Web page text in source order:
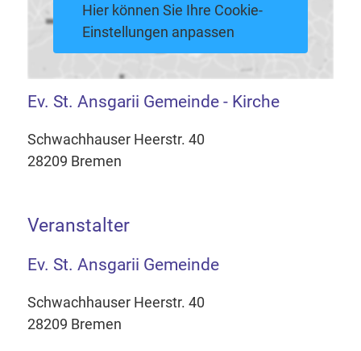
Hier können Sie Ihre Cookie-
Einstellungen anpassen
Ev. St. Ansgarii Gemeinde - Kirche
Schwachhauser Heerstr. 40
28209 Bremen
Veranstalter
Ev. St. Ansgarii Gemeinde
Schwachhauser Heerstr. 40
28209 Bremen